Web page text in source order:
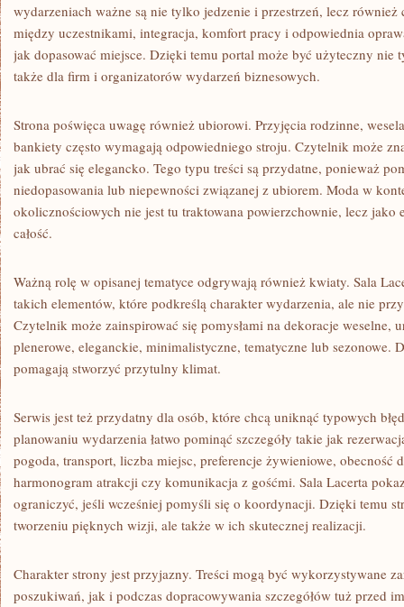
wydarzeniach ważne są nie tylko jedzenie i przestrzeń, lecz
między uczestnikami, integracja, komfort pracy i odpowiednia
jak dopasować miejsce. Dzięki temu portal może być użyteczny nie
także dla firm i organizatorów wydarzeń biznesowych.
Strona poświęca uwagę również ubiorowi. Przyjęcia rodzinne,
bankiety często wymagają odpowiedniego stroju. Czytelnik może
jak ubrać się elegancko. Tego typu treści są przydatne, ponieważ
niedopasowania lub niepewności związanej z ubiorem. Moda w
okolicznościowych nie jest tu traktowana powierzchownie, lecz jako
całość.
Ważną rolę w opisanej tematyce odgrywają również kwiaty. Sala
takich elementów, które podkreślą charakter wydarzenia, ale nie
Czytelnik może zainspirować się pomysłami na dekoracje weselne,
plenerowe, eleganckie, minimalistyczne, tematyczne lub sezonowe.
pomagają stworzyć przytulny klimat.
Serwis jest też przydatny dla osób, które chcą uniknąć typowych
planowaniu wydarzenia łatwo pominąć szczegóły takie jak
pogoda, transport, liczba miejsc, preferencje żywieniowe, obecność
harmonogram atrakcji czy komunikacja z gośćmi. Sala Lacerta
ograniczyć, jeśli wcześniej pomyśli się o koordynacji. Dzięki temu
tworzeniu pięknych wizji, ale także w ich skutecznej realizacji.
Charakter strony jest przyjazny. Treści mogą być wykorzystywane
poszukiwań, jak i podczas dopracowywania szczegółów tuż przed